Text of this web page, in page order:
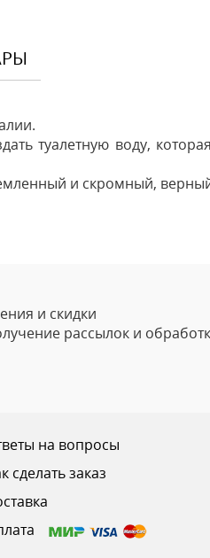
туалетную воду,
и скромный,
и скидки
рассылок и
на вопросы
сделать заказ